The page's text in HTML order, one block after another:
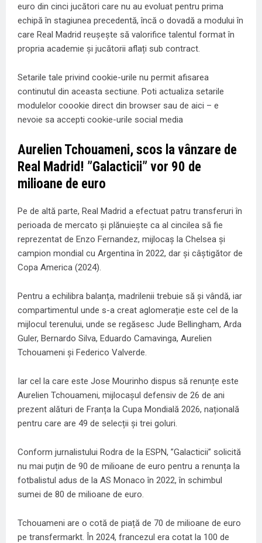
euro din cinci jucători care nu au evoluat pentru prima
echipă în stagiunea precedentă, încă o dovadă a modului în
care Real Madrid reușește să valorifice talentul format în
propria academie și jucătorii aflați sub contract.
Setarile tale privind cookie-urile nu permit afisarea
continutul din aceasta sectiune. Poti actualiza setarile
modulelor coookie direct din browser sau de aici – e
nevoie sa accepti cookie-urile social media
Aurelien Tchouameni, scos la vânzare de
Real Madrid! ”Galacticii” vor 90 de
milioane de euro
Pe de altă parte, Real Madrid a efectuat patru transferuri în
perioada de mercato și plănuiește ca al cincilea să fie
reprezentat de Enzo Fernandez, mijlocaș la Chelsea și
campion mondial cu Argentina în 2022, dar și câștigător de
Copa America (2024).
Pentru a echilibra balanța, madrilenii trebuie să și vândă, iar
compartimentul unde s-a creat aglomerație este cel de la
mijlocul terenului, unde se regăsesc Jude Bellingham, Arda
Guler, Bernardo Silva, Eduardo Camavinga, Aurelien
Tchouameni și Federico Valverde.
Iar cel la care este Jose Mourinho dispus să renunțe este
Aurelien Tchouameni, mijlocașul defensiv de 26 de ani
prezent alături de Franța la Cupa Mondială 2026, națională
pentru care are 49 de selecții și trei goluri.
Conform jurnalistului Rodra de la ESPN, ”Galacticii” solicită
nu mai puțin de 90 de milioane de euro pentru a renunța la
fotbalistul adus de la AS Monaco în 2022, în schimbul
sumei de 80 de milioane de euro.
Tchouameni are o cotă de piață de 70 de milioane de euro
pe transfermarkt. În 2024, francezul era cotat la 100 de